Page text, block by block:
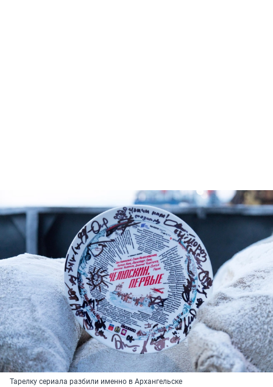
Тарелку сериала разбили именно в Архангельске